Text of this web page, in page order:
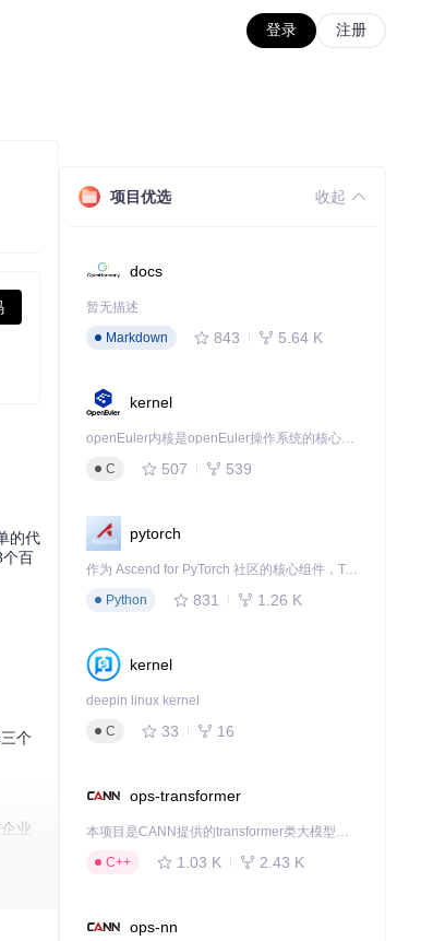
登录 注册
的代
个百
个
业
项目优选 收起
docs
暂无描述
Markdown
843 5.64 K
kernel
openEuler内核是openEuler操作系统的核心，既是系统性能与稳定性的基石，也是连接处理器、设备与服务的桥梁。
C
507 539
pytorch
作为 Ascend for PyTorch 社区的核心组件，TorchNPU 是昇腾专为 PyTorch 打造的深度学习适配插件，使 PyTorch 框架能够直接调用昇腾 NPU，为开发者提供昇腾 AI 处理器的超强算力。
Python
831 1.26 K
kernel
deepin linux kernel
C
33 16
ops-transformer
本项目是CANN提供的transformer类大模型算子库，实现网络在NPU上加速计算。
C++
1.03 K 2.43 K
ops-nn